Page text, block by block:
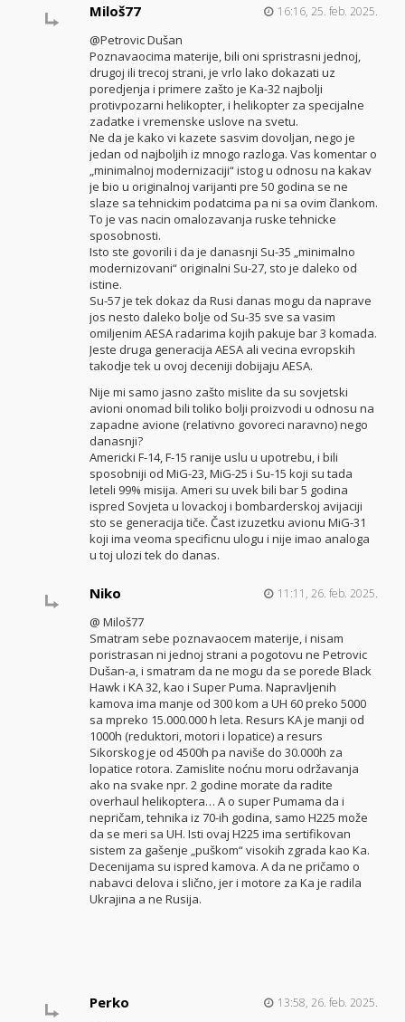
Miloš77 16:16, 25. feb. 2025.
@Petrovic Dušan
Poznavaocima materije, bili oni spristrasni jednoj,
drugoj ili trecoj strani, je vrlo lako dokazati uz
poredjenja i primere zašto je Ka-32 najbolji
protivpozarni helikopter, i helikopter za specijalne
zadatke i vremenske uslove na svetu.
Ne da je kako vi kazete sasvim dovoljan, nego je
jedan od najboljih iz mnogo razloga. Vas komentar o
„minimalnoj modernizaciji“ istog u odnosu na kakav
je bio u originalnoj varijanti pre 50 godina se ne
slaze sa tehnickim podatcima pa ni sa ovim člankom.
To je vas nacin omalozavanja ruske tehnicke
sposobnosti.
Isto ste govorili i da je danasnji Su-35 „minimalno
modernizovani“ originalni Su-27, sto je daleko od
istine.
Su-57 je tek dokaz da Rusi danas mogu da naprave
jos nesto daleko bolje od Su-35 sve sa vasim
omiljenim AESA radarima kojih pakuje bar 3 komada.
Jeste druga generacija AESA ali vecina evropskih
takodje tek u ovoj deceniji dobijaju AESA.
Nije mi samo jasno zašto mislite da su sovjetski
avioni onomad bili toliko bolji proizvodi u odnosu na
zapadne avione (relativno govoreci naravno) nego
danasnji?
Americki F-14, F-15 ranije uslu u upotrebu, i bili
sposobniji od MiG-23, MiG-25 i Su-15 koji su tada
leteli 99% misija. Ameri su uvek bili bar 5 godina
ispred Sovjeta u lovackoj i bombarderskoj avijaciji
sto se generacija tiče. Čast izuzetku avionu MiG-31
koji ima veoma specificnu ulogu i nije imao analoga
u toj ulozi tek do danas.
Niko 11:11, 26. feb. 2025.
@ Miloš77
Smatram sebe poznavaocem materije, i nisam
poristrasan ni jednoj strani a pogotovu ne Petrovic
Dušan-a, i smatram da ne mogu da se porede Black
Hawk i KA 32, kao i Super Puma. Napravljenih
kamova ima manje od 300 kom a UH 60 preko 5000
sa mpreko 15.000.000 h leta. Resurs KA je manji od
1000h (reduktori, motori i lopatice) a resurs
Sikorskog je od 4500h pa naviše do 30.000h za
lopatice rotora. Zamislite noćnu moru održavanja
ako na svake npr. 2 godine morate da radite
overhaul helikoptera… A o super Pumama da i
nepričam, tehnika iz 70-ih godina, samo H225 može
da se meri sa UH. Isti ovaj H225 ima sertifikovan
sistem za gašenje „puškom“ visokih zgrada kao Ka.
Decenijama su ispred kamova. A da ne pričamo o
nabavci delova i slično, jer i motore za Ka je radila
Ukrajina a ne Rusija.
Perko 13:58, 26. feb. 2025.